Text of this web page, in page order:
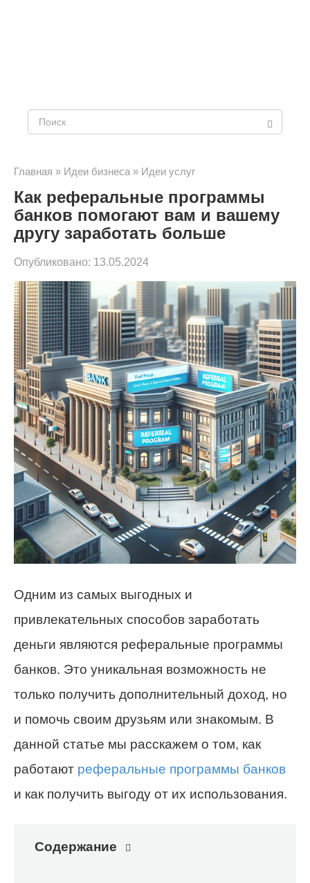
Главная » Идеи бизнеса » Идеи услуг
Как реферальные программы
банков помогают вам и вашему
другу заработать больше
Опубликовано: 13.05.2024
Одним из самых выгодных и
привлекательных способов заработать
деньги являются реферальные программы
банков. Это уникальная возможность не
только получить дополнительный доход, но
и помочь своим друзьям или знакомым. В
данной статье мы расскажем о том, как
работают реферальные программы банков
и как получить выгоду от их использования.
Содержание